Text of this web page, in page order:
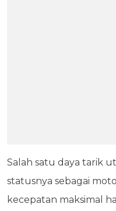
Salah satu daya tarik
statusnya sebagai
kecepatan maksimal